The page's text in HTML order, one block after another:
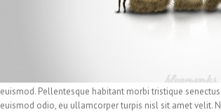
euismod. Pellentesque habitant morbi tristique
euismod odio, eu ullamcorper turpis nisl sit amet velit.